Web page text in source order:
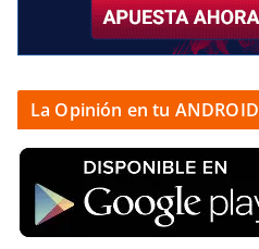
La Opinión en tu ANDROID